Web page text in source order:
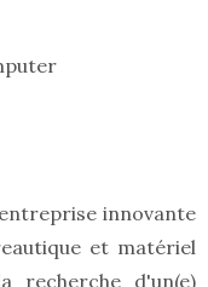
innovante
et matériel
recherche d'un(e)